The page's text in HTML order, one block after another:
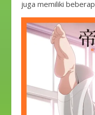
juga memiliki